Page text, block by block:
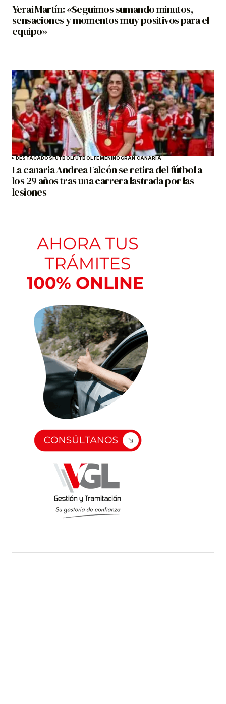
Yerai Martín: «Seguimos sumando minutos,
sensaciones y momentos muy positivos para el
equipo»
DESTACADOS FÚTBOLFÚTBOL FEMENINOGRAN CANARIA
La canaria Andrea Falcón se retira del fútbol a
los 29 años tras una carrera lastrada por las
lesiones